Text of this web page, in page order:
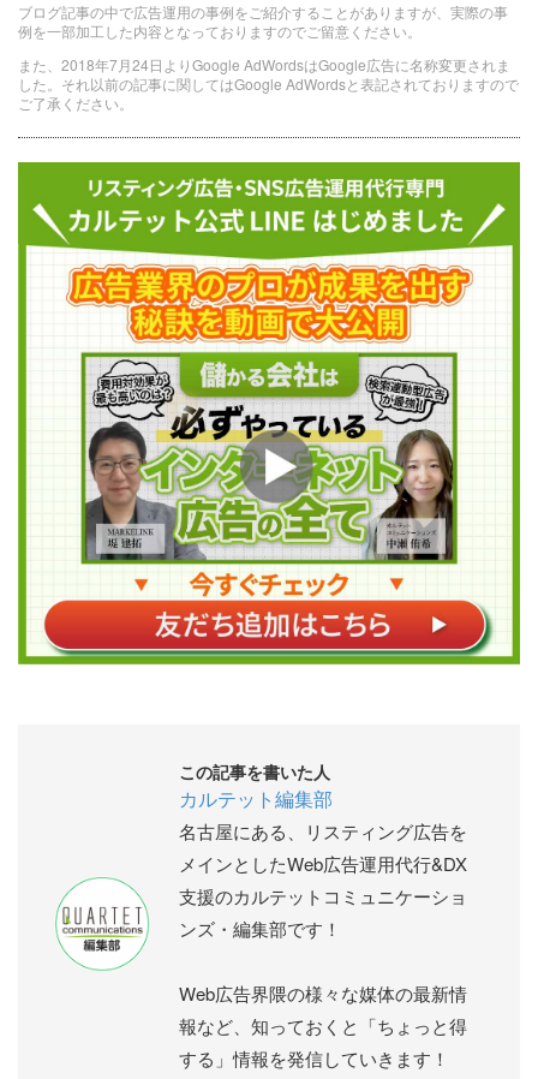
ブログ記事の中で広告運用の事例をご紹介することがありますが、実際の事
例を一部加工した内容となっておりますのでご留意ください。
また、2018年7月24日よりGoogle AdWordsはGoogle広告に名称変更されま
した。それ以前の記事に関してはGoogle AdWordsと表記されておりますので
ご了承ください。
この記事を書いた人
カルテット編集部
名古屋にある、リスティング広告を
メインとしたWeb広告運用代行&DX
支援のカルテットコミュニケーショ
ンズ・編集部です！
Web広告界隈の様々な媒体の最新情
報など、知っておくと「ちょっと得
する」情報を発信していきます！